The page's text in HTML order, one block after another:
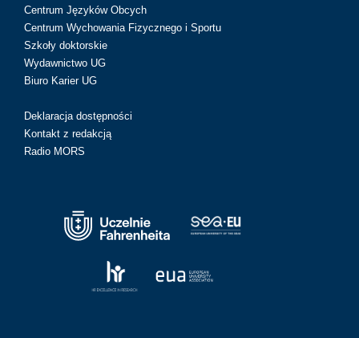
Centrum Języków Obcych
Centrum Wychowania Fizycznego i Sportu
Szkoły doktorskie
Wydawnictwo UG
Biuro Karier UG
Deklaracja dostępności
Kontakt z redakcją
Radio MORS